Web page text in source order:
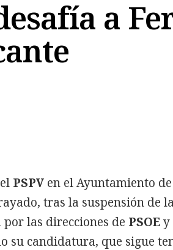
a
PSPV en el Ayuntamiento de
tras la suspensión de
las direcciones de PSOEy
su candidatura, que sigue